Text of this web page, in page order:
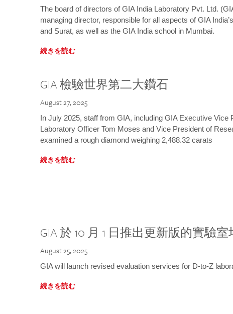
The board of directors of GIA India Laboratory Pvt. Ltd.
managing director, responsible for all aspects of GIA
and Surat, as well as the GIA India school in Mumbai.
続きを読む
GIA 檢驗世界第二大鑽石
August 27, 2025
In July 2025, staff from GIA, including GIA Executive Vice
Laboratory Officer Tom Moses and Vice President of
examined a rough diamond weighing 2,488.32 carats
続きを読む
GIA 於 10 月 1 日推出更新版的實驗
August 25, 2025
GIA will launch revised evaluation services for D-to-Z
続きを読む